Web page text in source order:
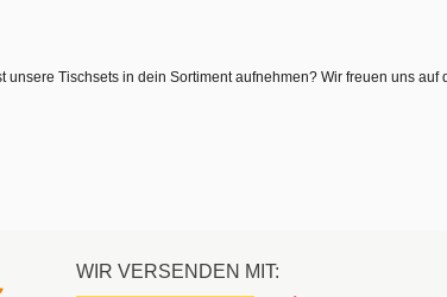
Tischsets in dein Sortiment aufnehmen? Wir freuen uns auf
WIR VERSENDEN MIT: